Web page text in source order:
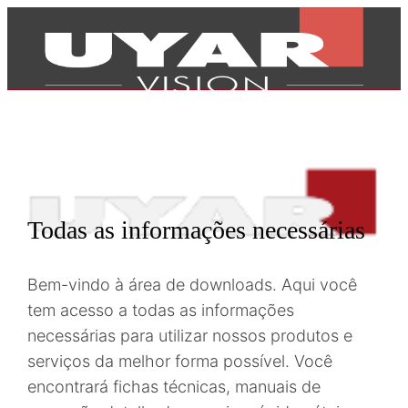
Produtos
Todas as informações necessárias
Bem-vindo à área de downloads. Aqui você
tem acesso a todas as informações
necessárias para utilizar nossos produtos e
serviços da melhor forma possível. Você
encontrará fichas técnicas, manuais de